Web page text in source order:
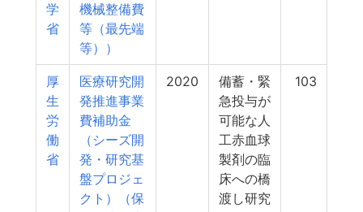
学
省
機械整備費
等（最先端
等））
厚
生
労
働
省
医療研究開
発推進事業
費補助金
（シーズ開
発・研究基
盤プロジェ
クト）（保
2020
備蓄・緊
急投与が
可能な人
工赤血球
製剤の臨
床への橋
渡し研究
103